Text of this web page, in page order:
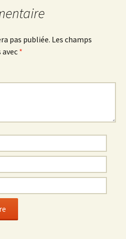
pas publiée. Les champs
*